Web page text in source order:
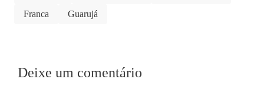
Franca
Guarujá
Deixe um comentário